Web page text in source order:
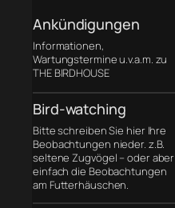
Ankündigungen
Informationen,
Wartungstermine u.v.a.m. zu
THE BIRDHOUSE
Bird-watching
Bitte schreiben Sie hier Ihre
Beobachtungen nieder. z.B.
seltene Zugvögel – oder aber
einfach die Beobachtungen
am Futterhäuschen.